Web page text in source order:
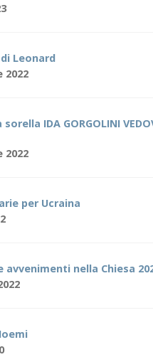
Leonard
2022
IDA GORGOLINI
2022
per Ucraina
avvenimenti nella Chiesa